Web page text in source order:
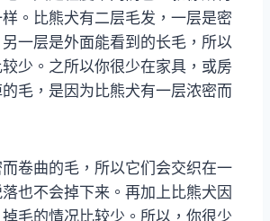
。比熊犬有二层毛发，一层是密
一层是外面能看到的长毛，所以
少。之所以你很少在家具，或房
毛，是因为比熊犬有一层浓密而
卷曲的毛，所以它们会交织在一
也不会掉下来。再加上比熊犬因
毛的情况比较少。所以，你很少